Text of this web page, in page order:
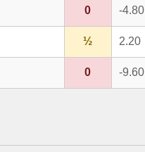
0 -4.80
½ 2.20
0 -9.60